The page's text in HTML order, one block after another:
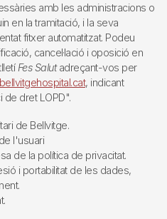
amb les administracions o
en la tramitació, i la seva
fitxer automatitzat. Podeu
cancel·lació i oposició en
Fes Salutadreçant-vos per
, indicant
de dret LOPD".
de Bellvitge.
l'usuari
de la política de privacitat.
i portabilitat de les dades,